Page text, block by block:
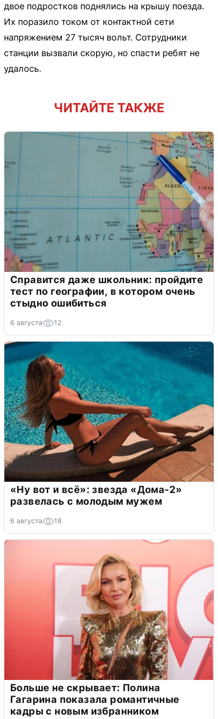
двое подростков поднялись на крышу поезда.
Их поразило током от контактной сети
напряжением 27 тысяч вольт. Сотрудники
станции вызвали скорую, но спасти ребят не
удалось.
ЧИТАЙТЕ ТАКЖЕ
Справится даже школьник: пройдите
тест по географии, в котором очень
стыдно ошибиться
6 августа 12
«Ну вот и всё»: звезда «Дома-2»
развелась с молодым мужем
6 августа 18
Больше не скрывает: Полина
Гагарина показала романтичные
кадры с новым избранником